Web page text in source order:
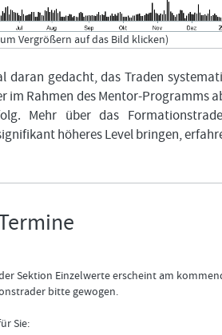
Vergrößern auf das Bild klicken)
daran gedacht, das Traden
im Rahmen des Mentor-Programms
Mehr über das
höheres Level bringen,
Sektion Einzelwerte erscheint am
bitte gewogen.
Sie: